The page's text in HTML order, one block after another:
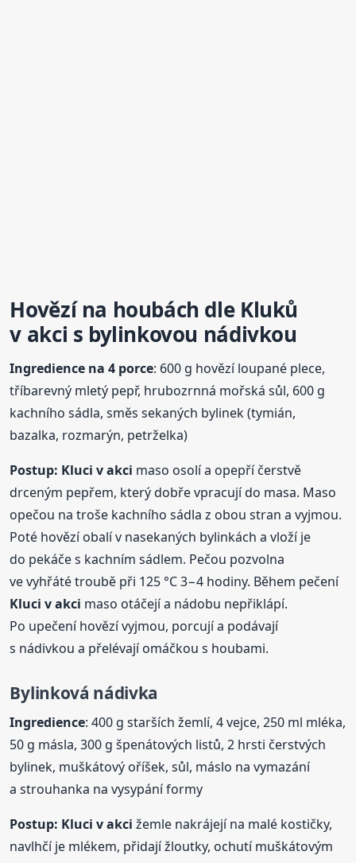
Hovězí na houbách dle Kluků
v akci s bylinkovou nádivkou
Ingredience na 4 porce: 600 g hovězí loupané plece,
tříbarevný mletý pepř, hrubozrnná mořská sůl, 600 g
kachního sádla, směs sekaných bylinek (tymián,
bazalka, rozmarýn, petrželka)
Postup: Kluci v akci maso osolí a opepří čerstvě
drceným pepřem, který dobře vpracují do masa. Maso
opečou na troše kachního sádla z obou stran a vyjmou.
Poté hovězí obalí v nasekaných bylinkách a vloží je
do pekáče s kachním sádlem. Pečou pozvolna
ve vyhřáté troubě při 125 °C 3−4 hodiny. Během pečení
Kluci v akci maso otáčejí a nádobu nepřiklápí.
Po upečení hovězí vyjmou, porcují a podávají
s nádivkou a přelévají omáčkou s houbami.
Bylinková nádivka
Ingredience: 400 g starších žemlí, 4 vejce, 250 ml mléka,
50 g másla, 300 g špenátových listů, 2 hrsti čerstvých
bylinek, muškátový oříšek, sůl, máslo na vymazání
a strouhanka na vysypání formy
Postup: Kluci v akci žemle nakrájejí na malé kostičky,
navlhčí je mlékem, přidají žloutky, ochutí muškátovým